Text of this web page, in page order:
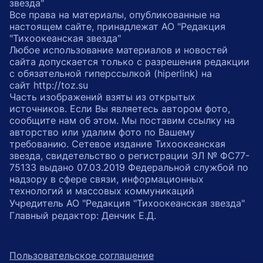
звезда"
Все права на материалы, опубликованные на
настоящем сайте, принадлежат АО "Редакция
"Тихоокеанская звезда"
Любое использование материалов и новостей
сайта допускается только с разрешения редакции
с обязательной гиперссылкой (hiperlink) на
сайт http://toz.su
Часть изображений взяты из открытых
источников. Если Вы являетесь автором фото,
сообщите нам об этом. Мы поставим ссылку на
авторство или удалим фото по Вашему
требованию. Сетевое издание Тихоокеанская
звезда, свидетельство о регистрации ЭЛ № ФС77-
75133 выдано 07.03.2019 Федеральной службой по
надзору в сфере связи, информационных
технологий и массовых коммуникаций
Учредитель АО "Редакция "Тихоокеанская звезда"
Главный редактор: Денчик Е.Д.
Пользовательское соглашение